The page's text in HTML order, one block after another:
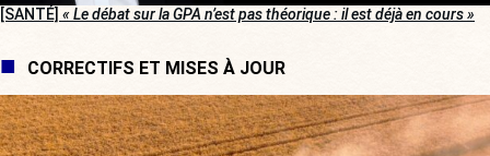
[SANTÉ] « Le débat sur la GPA n’est pas théorique : il est déjà en cours »
CORRECTIFS ET MISES À JOUR